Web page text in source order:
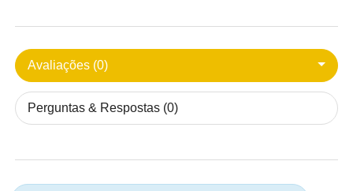
Avaliações (0)
Perguntas & Respostas (0)